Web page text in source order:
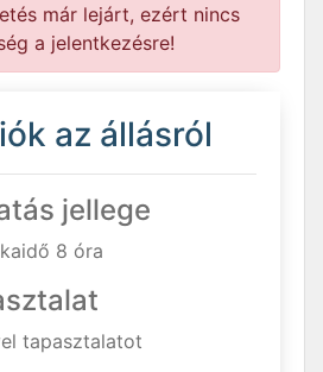
már lejárt, ezért nincs
a jelentkezésre!
az állásról
jellege
8 óra
tapasztalatot